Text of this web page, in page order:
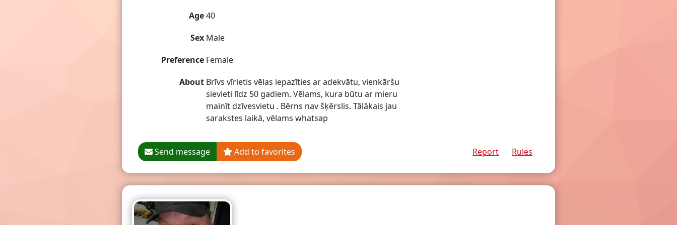
Age40
Sex Male
Preference Female
About Brīvs vīrietis vēlas iepazīties ar adekvātu, vienkāršu
sievieti līdz 50 gadiem. Vēlams, kura būtu ar mieru
mainīt dzīvesvietu . Bērns nav šķērslis. Tālākais jau
sarakstes laikā, vēlams whatsap
Send message Add to favorites Report Rules